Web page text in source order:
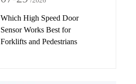
Which High Speed Door
Sensor Works Best for
Forklifts and Pedestrians